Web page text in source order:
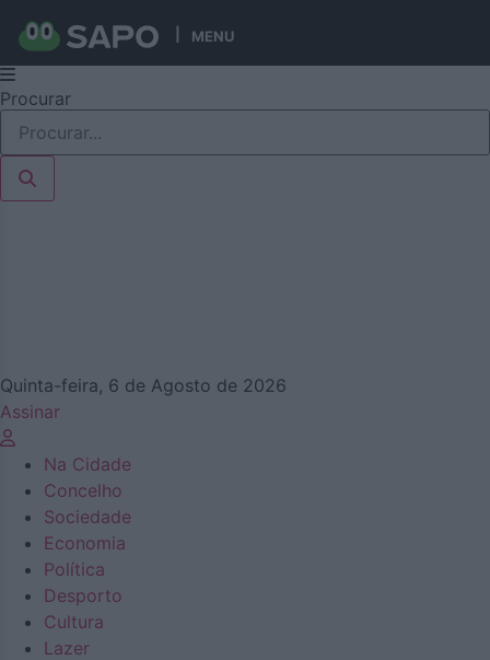
MENU
Pular
para
conteúdo
Procurar
Quinta-feira, 6 de Agosto de 2026
Assinar
Na Cidade
Concelho
Sociedade
Economia
Política
Desporto
Cultura
Lazer